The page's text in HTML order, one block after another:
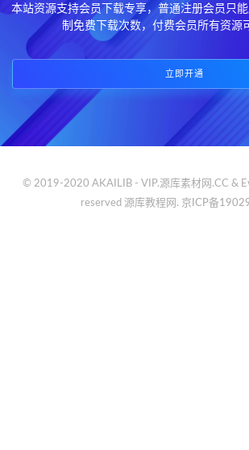
本站资源支持会员下载专享，普通注册会员只
制免费下载次数，付费会员所有资源
立即开通
© 2019-2020 AKAILIB - VIP.源库素材网.CC &
reserved 源库教程网. 京ICP备